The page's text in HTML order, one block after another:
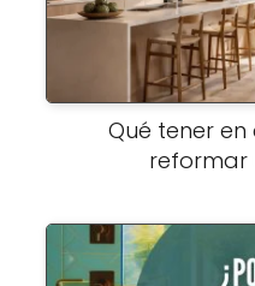
Qué tener
reformar